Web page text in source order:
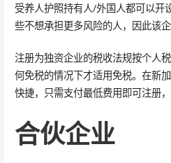
受养人护照持有人/外国人都可以开
些不想承担更多风险的人，因此该
注册为独资企业的税收法规按个人
何免税的情况下才适用免税。在新
快捷，只需支付最低费用即可注册，
合伙企业